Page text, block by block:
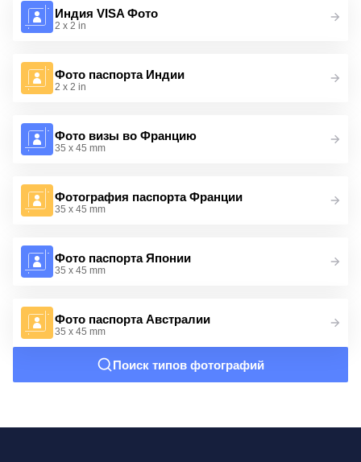
Индия VISA Фото
2 x 2 in
Фото паспорта Индии
2 x 2 in
Фото визы во Францию
35 x 45 mm
Фотография паспорта Франции
35 x 45 mm
Фото паспорта Японии
35 x 45 mm
Фото паспорта Австралии
35 x 45 mm
Поиск типов фотографий